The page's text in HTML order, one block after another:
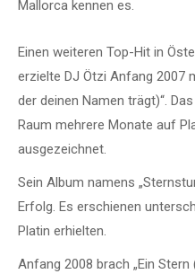
Mallorca kennen es.
Einen weiteren Top-Hit in
erzielte DJ Ötzi Anfang 2007
der deinen Namen trägt)“.
Raum mehrere Monate auf
ausgezeichnet.
Sein Album namens
Erfolg. Es erschienen
Platin erhielten.
Anfang 2008 brach „Ein